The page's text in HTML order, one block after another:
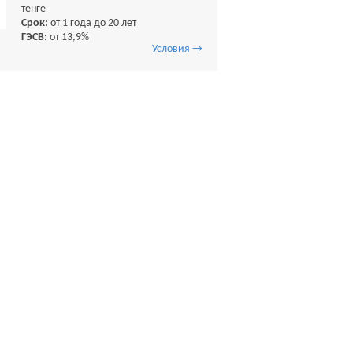
тенге
Срок: от 1 года до 20 лет
ГЭСВ: от 13,9%
Условия →